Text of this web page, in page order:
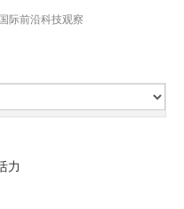
际前沿科技观察
力